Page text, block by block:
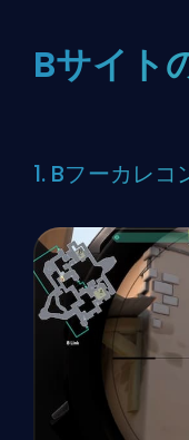
Bサイト
1. Bフーカレコ